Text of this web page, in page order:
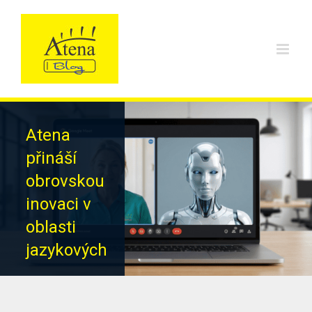
Atena
přináší
obrovskou
inovaci v
oblasti
jazykových
testů